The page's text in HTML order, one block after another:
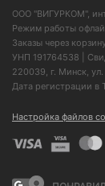
ООО "ВИГУРКОМ",
Режим работы
Заказы через
УНП 191764538 |
220039, г. Минск,
Дата регистрации в
Настройка файлов